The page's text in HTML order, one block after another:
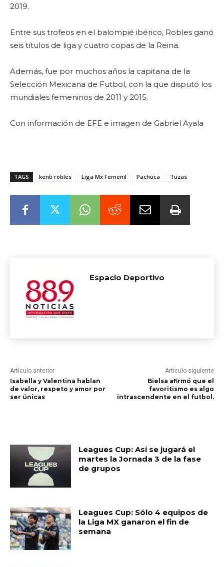
2019.
Entre sus trofeos en el balompié ibérico, Robles ganó
seis títulos de liga y cuatro copas de la Reina.
Además, fue por muchos años la capitana de la
Selección Mexicana de Futbol, con la que disputó los
mundiales femeninos de 2011 y 2015.
Con información de EFE e imagen de Gabriel Ayala
TAGS kenti robles Liga Mx Femenil Pachuca Tuzas
Espacio Deportivo
Artículo anterior
Isabella y Valentina hablan
de valor, respeto y amor por
ser únicas
Artículo siguiente
Bielsa afirmó que el
favoritismo es algo
intrascendente en el futbol.
Leagues Cup: Así se jugará el
martes la Jornada 3 de la fase
de grupos
Leagues Cup: Sólo 4 equipos de
la Liga MX ganaron el fin de
semana